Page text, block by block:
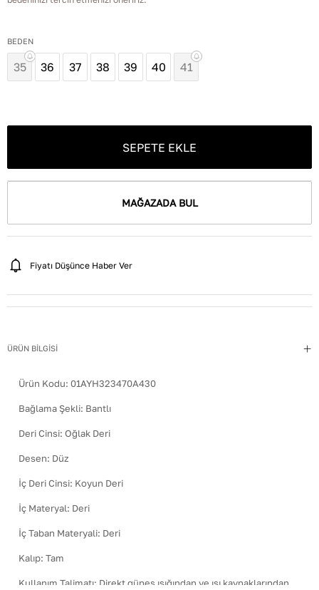
BEDEN
35 36 37 38 39 40 41
SEPETE EKLE
MAĞAZADA BUL
Fiyatı Düşünce Haber Ver
ÜRÜN BİLGİSİ
Ürün Kodu: 01AYH323470A430
Bağlama Şekli: Bantlı
Deri Cinsi: Oğlak Deri
Desen: Düz
İç Deri Cinsi: Koyun Deri
İç Materyal: Deri
İç Taban Materyali: Deri
Kalıp: Tam
Kullanım Talimatı: Direkt güneş ışığından ve ısı kaynaklarından